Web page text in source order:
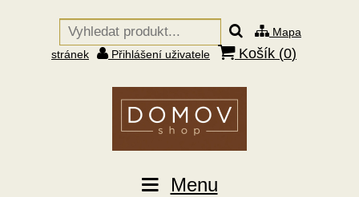
Mapa
stránek
Přihlášení uživatele Košík (0)
Menu